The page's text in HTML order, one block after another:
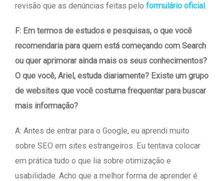
revisão que as denúncias feitas pelo formulário oficial
F: Em termos de estudos e pesquisas, o que você
recomendaria para quem está começando com Search
ou quer aprimorar ainda mais os seus conhecimentos?
O que você, Ariel, estuda diariamente? Existe um grupo
de websites que você costuma frequentar para buscar
mais informação?
A: Antes de entrar para o Google, eu aprendi muito
sobre SEO em sites estrangeiros. Eu tentava colocar
em prática tudo o que lia sobre otimização e
usabilidade. Acho que a melhor forma de aprender é